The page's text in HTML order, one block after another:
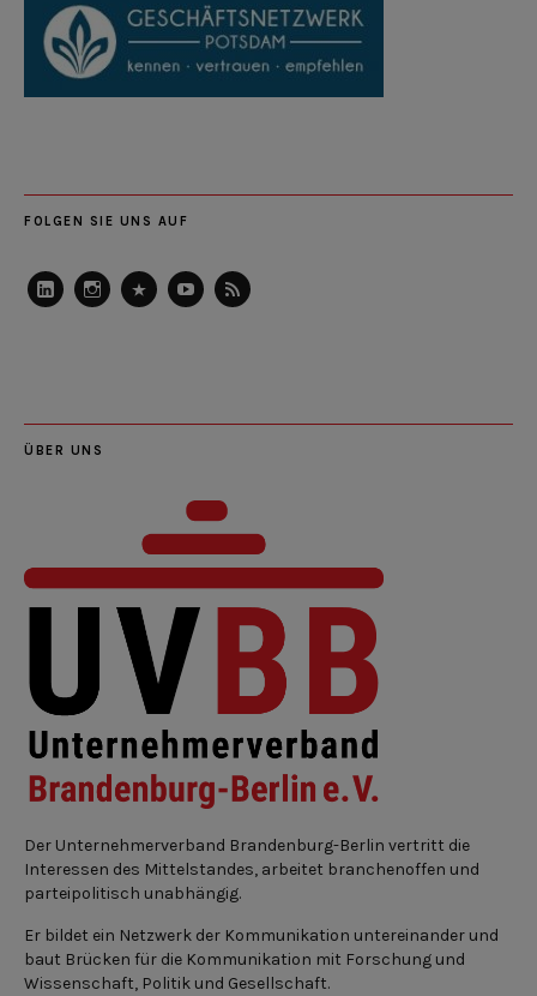
FOLGEN SIE UNS AUF
ÜBER UNS
Der Unternehmerverband Brandenburg-Berlin vertritt die
Interessen des Mittelstandes, arbeitet branchenoffen und
parteipolitisch unabhängig.
Er bildet ein Netzwerk der Kommunikation untereinander und
baut Brücken für die Kommunikation mit Forschung und
Wissenschaft, Politik und Gesellschaft.